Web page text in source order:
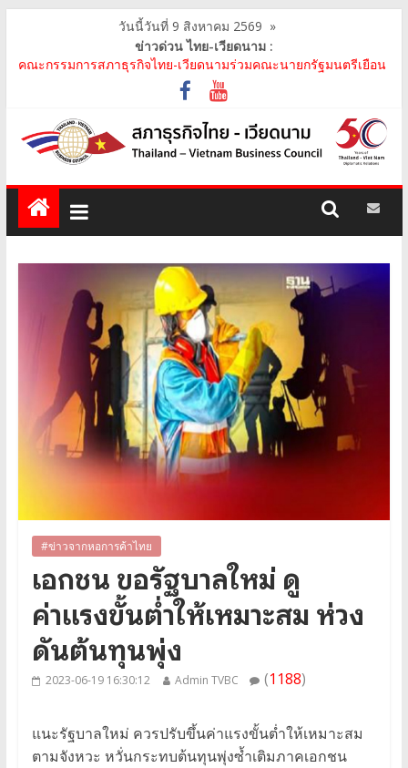
วันนี้วันที่ 9 สิงหาคม 2569 »
ข่าวด่วน ไทย-เวียดนาม :
คณะกรรมการสภาธุรกิจไทย-เวียดนามร่วมคณะนายกรัฐมนตรีเยือน
เวียดนาม อย่างเป็นทางการ เสริมสร้างความร่วมมื..
คณะกรรมการสภาธุรกิจไทย-เวียดนาม เข้าร่วมประชุมหารือคณะรัฐ
เวียดนาม The Central Steering Committee on ..
คณะกรรมการสภาธุรกิจไทย-เวียดนาม ประชุมหารือร่วมกับคณะผู้
แทนภาครัฐเวียดนาม จากคณะกรรมการประชาชน กรุงฮ..
คณะกรรมการสภาธุรกิจไทย-เวียดนาม เข้าร่วมงานวันคล้ายวัน
สถาปนา บริษัท ห้องปฏิบัติการกลาง (ประเทศไทย) จ..
สภาธุรกิจไทย-เวียดนาม เข้าร่วมงานสัมมนา "Investment and
#ข่าวจากหอการค้าไทย
เอกชน ขอรัฐบาลใหม่ ดู
ค่าแรงขั้นต่ำให้เหมาะสม ห่วง
ดันต้นทุนพุ่ง
2023-06-19 16:30:12 Admin TVBC (1188)
แนะรัฐบาลใหม่ ควรปรับขึ้นค่าแรงขั้นต่ำให้เหมาะสม
ตามจังหวะ หวั่นกระทบต้นทุนพุ่งซ้ำเติมภาคเอกชน